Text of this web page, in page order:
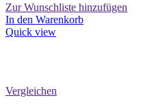
Zur Wunschliste hinzufügen
In den Warenkorb
Quick view
Vergleichen